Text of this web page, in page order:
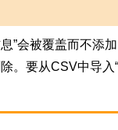
”会被覆盖而不添
。要从CSV中导